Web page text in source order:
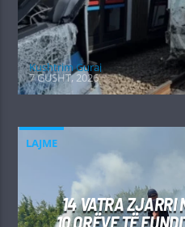
Kushtrim Guraj
7 GUSHT, 2026
LAJME
14 VATRA ZJARRI
10 ORËVE TË